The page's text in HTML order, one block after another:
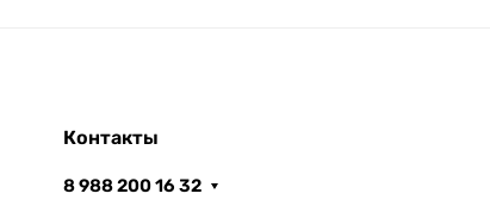
Контакты
8 988 200 16 32